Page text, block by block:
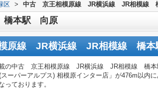
区 > 中古 京王相模原線 JR横浜線 JR相模線
本駅 向原
原線 JR横浜線 JR相模線 橋
載の中古 京王相模原線 JR横浜線 JR相模線 橋本
ーパーアルプス) 相模原インター店」が476m以内
っております。